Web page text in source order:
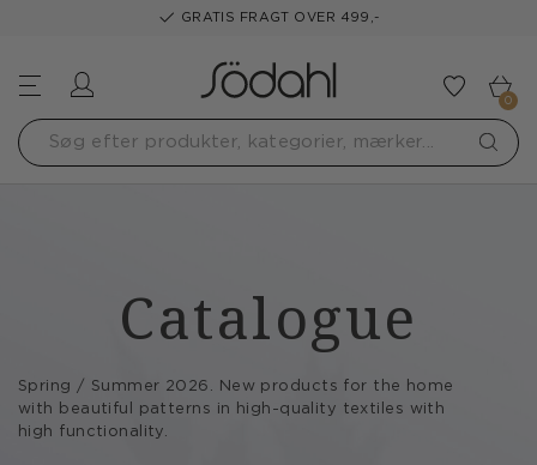
GRATIS FRAGT OVER 499,-
Tilføj
0
Catalogue
Spring / Summer 2026. New products for the home
with beautiful patterns in high-quality textiles with
high functionality.